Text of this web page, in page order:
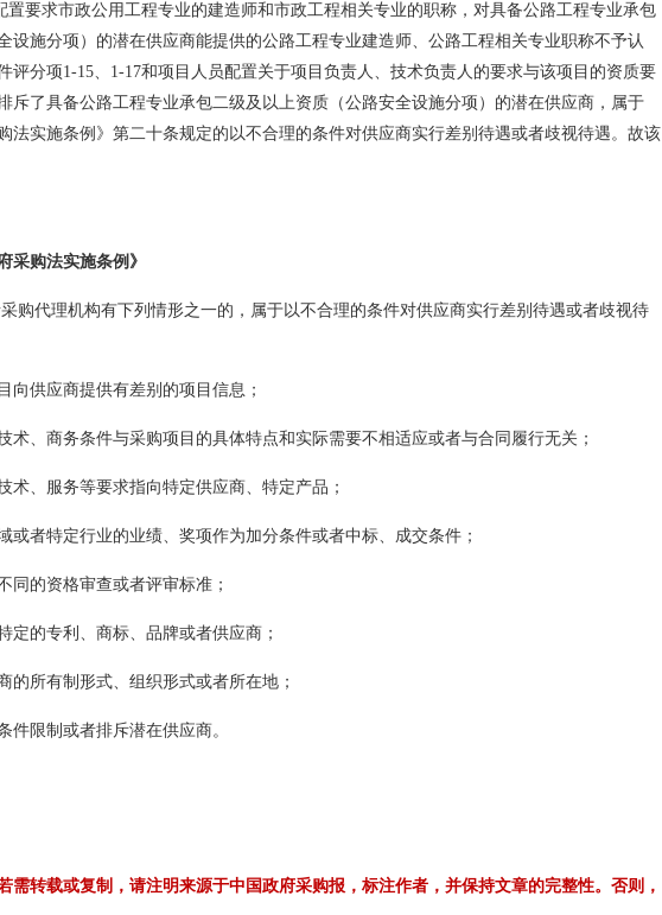
置要求市政公用工程专业的建造师和市政工程相关专业的职称，对具备公路工程专业承包
设施分项）的潜在供应商能提供的公路工程专业建造师、公路工程相关专业职称不予认
评分项1-15、1-17和项目人员配置关于项目负责人、技术负责人的要求与该项目的资质要
斥了具备公路工程专业承包二级及以上资质（公路安全设施分项）的潜在供应商，属于
法实施条例》第二十条规定的以不合理的条件对供应商实行差别待遇或者歧视待遇。故该
采购法实施条例》
购代理机构有下列情形之一的，属于以不合理的条件对供应商实行差别待遇或者歧视待
向供应商提供有差别的项目信息；
术、商务条件与采购项目的具体特点和实际需要不相适应或者与合同履行无关；
术、服务等要求指向特定供应商、特定产品；
或者特定行业的业绩、奖项作为加分条件或者中标、成交条件；
同的资格审查或者评审标准；
定的专利、商标、品牌或者供应商；
的所有制形式、组织形式或者所在地；
件限制或者排斥潜在供应商。
需转载或复制，请注明来源于中国政府采购报，标注作者，并保持文章的完整性。否则，